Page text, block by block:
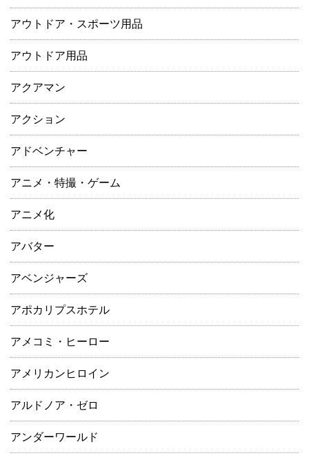
アウトドア・スポーツ用品
アウトドア用品
アクアマン
アクション
アドベンチャー
アニメ・特撮・ゲーム
アニメ化
アバター
アベンジャーズ
アポカリプスホテル
アメコミ・ヒーロー
アメリカンヒロイン
アルドノア・ゼロ
アンダーワールド